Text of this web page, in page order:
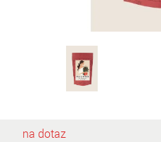
na dotaz